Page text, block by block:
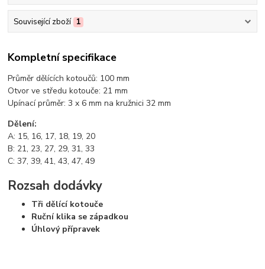
Související zboží 1
Kompletní specifikace
Průměr dělících kotoučů: 100 mm
Otvor ve středu kotouče: 21 mm
Upínací průměr: 3 x 6 mm na kružnici 32 mm
Dělení:
A: 15, 16, 17, 18, 19, 20
B: 21, 23, 27, 29, 31, 33
C: 37, 39, 41, 43, 47, 49
Rozsah dodávky
Tři dělící kotouče
Ruční klika se západkou
Úhlový přípravek